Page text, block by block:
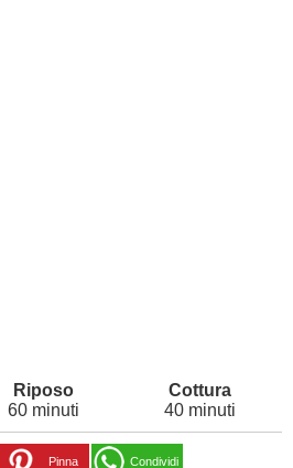
60 minuti 40 minuti
Pinna Condividi